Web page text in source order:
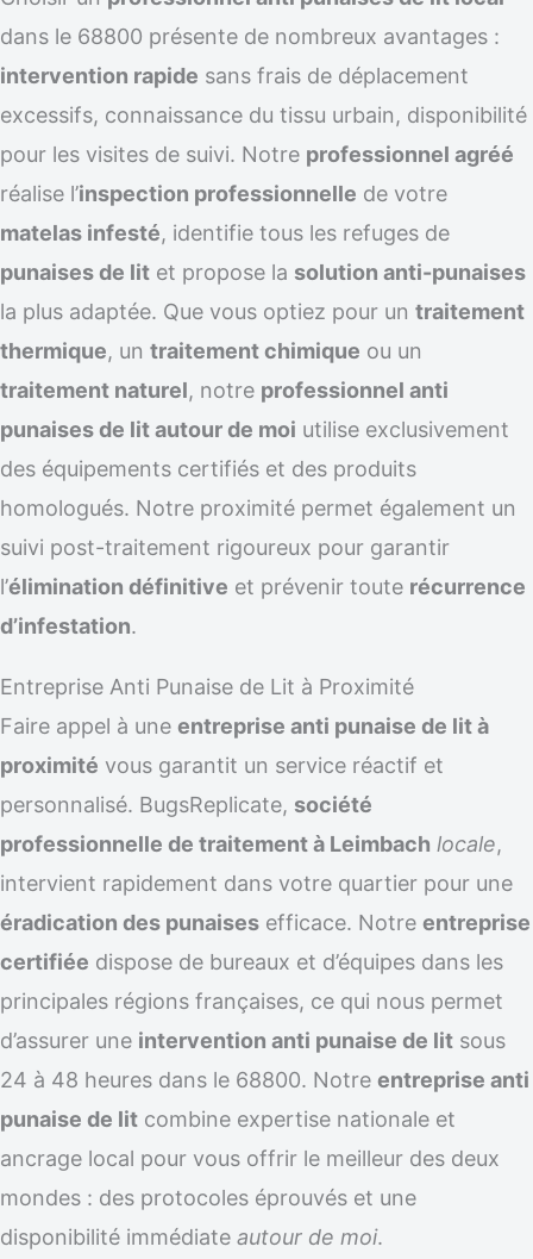
dans le 68800 présente de nombreux avantages :
intervention rapide sans frais de déplacement
excessifs, connaissance du tissu urbain, disponibilité
pour les visites de suivi. Notre professionnel agréé
réalise l’inspection professionnelle de votre
matelas infesté, identifie tous les refuges de
punaises de lit et propose la solution anti-punaises
la plus adaptée. Que vous optiez pour un traitement
thermique, un traitement chimique ou un
traitement naturel, notre professionnel anti
punaises de lit autour de moi utilise exclusivement
des équipements certifiés et des produits
homologués. Notre proximité permet également un
suivi post-traitement rigoureux pour garantir
l’élimination définitive et prévenir toute récurrence
d’infestation.
Entreprise Anti Punaise de Lit à Proximité
Faire appel à une entreprise anti punaise de lit à
proximité vous garantit un service réactif et
personnalisé. BugsReplicate, société
professionnelle de traitement à Leimbach locale,
intervient rapidement dans votre quartier pour une
éradication des punaises efficace. Notre entreprise
certifiée dispose de bureaux et d’équipes dans les
principales régions françaises, ce qui nous permet
d’assurer une intervention anti punaise de lit sous
24 à 48 heures dans le 68800. Notre entreprise anti
punaise de lit combine expertise nationale et
ancrage local pour vous offrir le meilleur des deux
mondes : des protocoles éprouvés et une
disponibilité immédiate autour de moi.